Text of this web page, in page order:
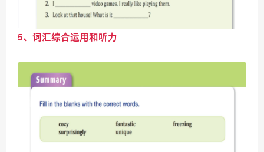
5、词汇综合运用和听力